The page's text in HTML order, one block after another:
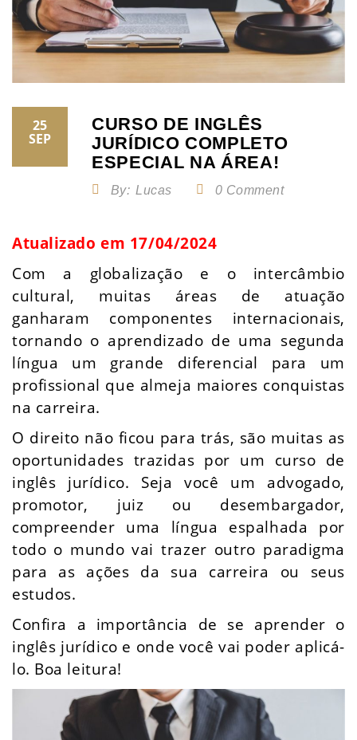
25
SEP
CURSO DE INGLÊS
JURÍDICO COMPLETO
ESPECIAL NA ÁREA!
By: Lucas 0 Comment
Atualizado em 17/04/2024
Com a globalização e o intercâmbio
cultural, muitas áreas de atuação
ganharam componentes internacionais,
tornando o aprendizado de uma segunda
língua um grande diferencial para um
profissional que almeja maiores conquistas
na carreira.
O direito não ficou para trás, são muitas as
oportunidades trazidas por um curso de
inglês jurídico. Seja você um advogado,
promotor, juiz ou desembargador,
compreender uma língua espalhada por
todo o mundo vai trazer outro paradigma
para as ações da sua carreira ou seus
estudos.
Confira a importância de se aprender o
inglês jurídico e onde você vai poder aplicá-
lo. Boa leitura!